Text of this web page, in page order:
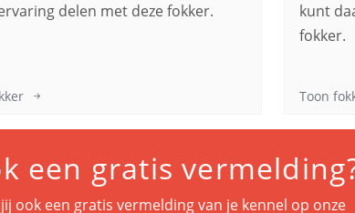
delen met deze fokker.
kunt
fokker.
Toon
een gratis
ook een gratis vermelding van je kennel op onze